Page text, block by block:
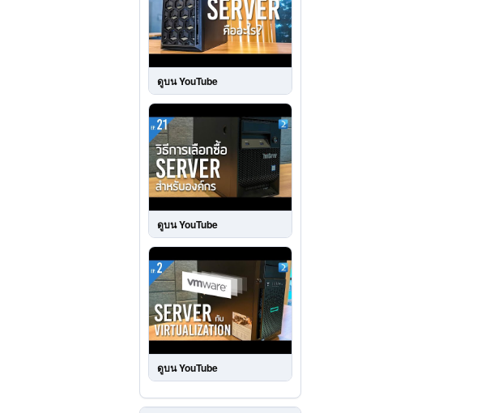
ดูบน YouTube
ดูบน YouTube
ดูบน YouTube